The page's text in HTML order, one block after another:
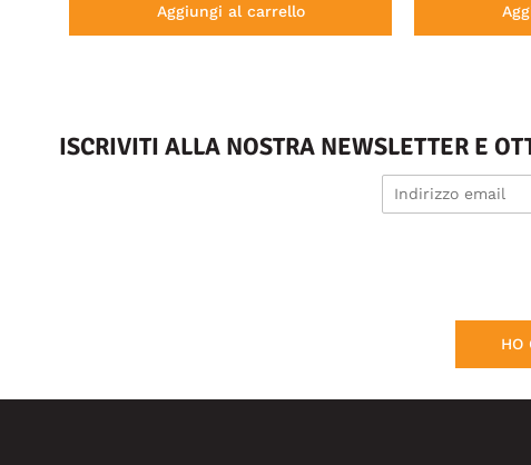
Aggiungi al carrello
ISCRIVITI ALLA NOSTRA NEWSLETTER E
HO